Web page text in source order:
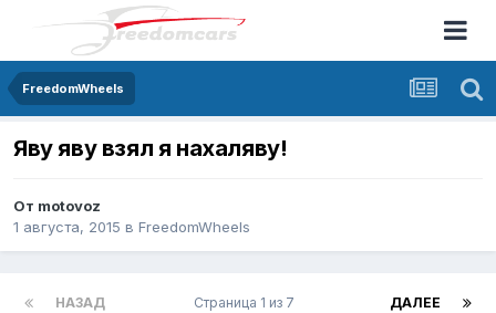
FreedomWheels
Яву яву взял я нахаляву!
От motovoz
1 августа, 2015 в FreedomWheels
НАЗАД ДАЛЕЕ
Страница 1 из 7